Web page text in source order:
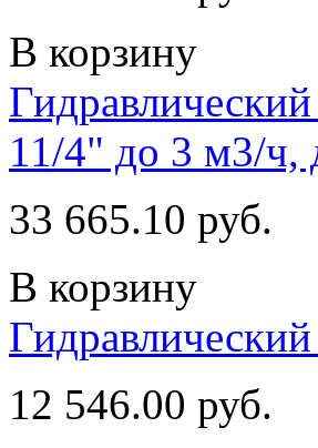
В корзину
11/4" до 3 м3/ч,
33 665.10 руб.
В корзину
12 546.00 руб.